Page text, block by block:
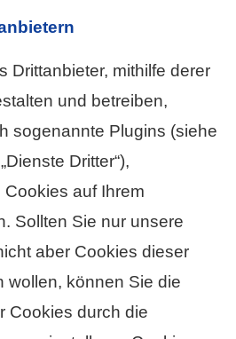
Drittanbieter, mithilfe derer
und betreiben,
sogenannte Plugins (siehe
Dritter“),
auf Ihrem
Sollten Sie nur unsere
aber Cookies dieser
wollen, können Sie die
Cookies durch die